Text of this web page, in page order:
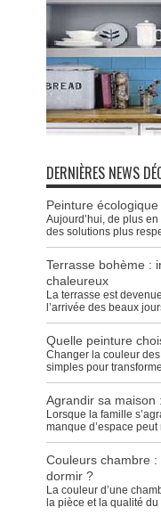
DERNIÈRES NEWS
Peinture
Aujourd’hui, de plus
des solutions plus
Terrasse bohème :
chaleureux
La terrasse est
l’arrivée des beaux
Quelle peinture
Changer la couleur
simples pour
Agrandir sa maison
Lorsque la famille
manque d’espace
Couleurs chambre
dormir ?
La couleur d’une
la pièce et la qualité du